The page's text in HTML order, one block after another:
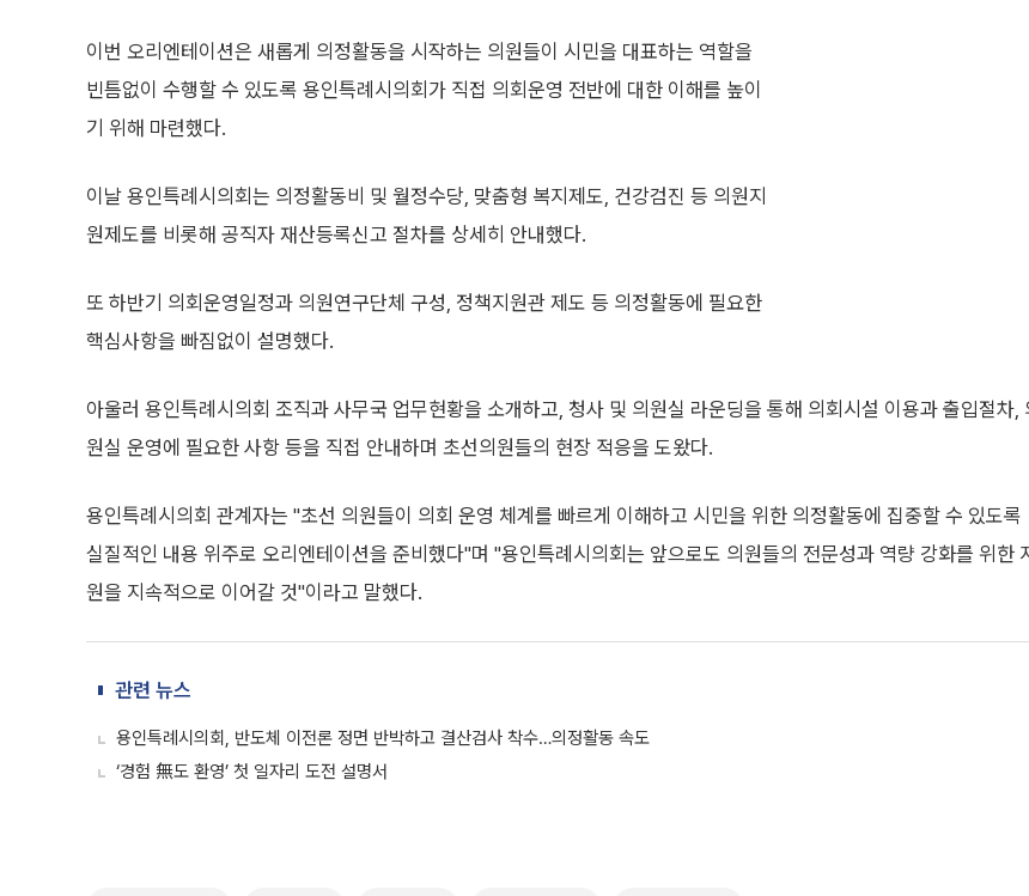
이번 오리엔테이션은 새롭게 의정활동을 시작하는 의원들이 시민을 대표하는 역할을
빈틈없이 수행할 수 있도록 용인특례시의회가 직접 의회운영 전반에 대한 이해를 높이
기 위해 마련했다.
이날 용인특례시의회는 의정활동비 및 월정수당, 맞춤형 복지제도, 건강검진 등 의원지
원제도를 비롯해 공직자 재산등록신고 절차를 상세히 안내했다.
또 하반기 의회운영일정과 의원연구단체 구성, 정책지원관 제도 등 의정활동에 필요한
핵심사항을 빠짐없이 설명했다.
아울러 용인특례시의회 조직과 사무국 업무현황을 소개하고, 청사 및 의원실 라운딩을 통해 의회시설 이용과 출입절차,
원실 운영에 필요한 사항 등을 직접 안내하며 초선의원들의 현장 적응을 도왔다.
용인특례시의회 관계자는 "초선 의원들이 의회 운영 체계를 빠르게 이해하고 시민을 위한 의정활동에 집중할 수 있도록
실질적인 내용 위주로 오리엔테이션을 준비했다"며 "용인특례시의회는 앞으로도 의원들의 전문성과 역량 강화를 위한
원을 지속적으로 이어갈 것"이라고 말했다.
관련 뉴스
용인특례시의회, 반도체 이전론 정면 반박하고 결산검사 착수…의정활동 속도
‘경험 無도 환영’ 첫 일자리 도전 설명서